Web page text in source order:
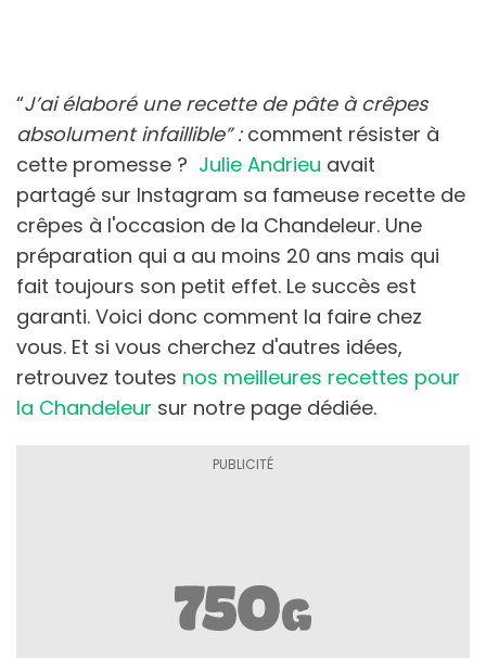
“J’ai élaboré une recette de pâte à crêpes
absolument infaillible” : comment résister à
cette promesse ? Julie Andrieu avait
partagé sur Instagram sa fameuse recette de
crêpes à l'occasion de la Chandeleur. Une
préparation qui a au moins 20 ans mais qui
fait toujours son petit effet. Le succès est
garanti. Voici donc comment la faire chez
vous. Et si vous cherchez d'autres idées,
retrouvez toutes nos meilleures recettes pour
la Chandeleur sur notre page dédiée.